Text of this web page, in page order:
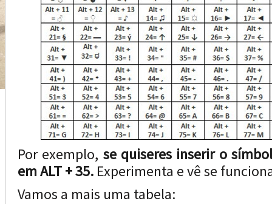
Por exemplo, se quiseres inserir o
em ALT + 35. Experimenta e vê se
Vamos a mais uma tabela: